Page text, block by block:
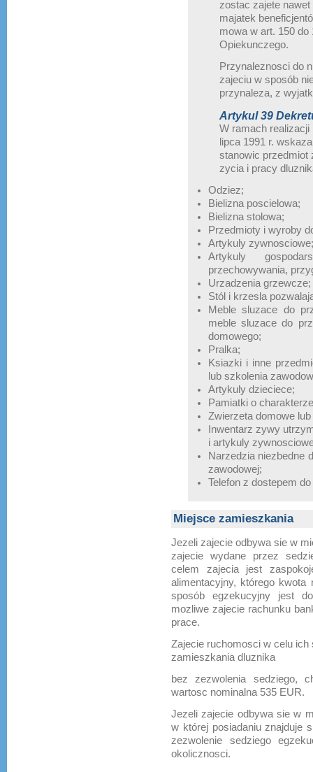
zostac zajete
majatek
mowa w art. 150 do
Opiekunczego.
Przynaleznosci do
zajeciu w sposób
przynaleza, z
Artykul 39
W ramach
lipca 1991 r.
stanowic przedmiot
zycia i pracy
Odziez;
Bielizna poscielowa;
Bielizna stolowa;
Przedmioty i wyroby
Artykuly zywnosciowe;
Artykuly
przechowywania,
Urzadzenia grzewcze;
Stól i krzesla
Meble sluzace do
meble sluzace do
domowego;
Pralka;
Ksiazki i inne
lub szkolenia
Artykuly dzieciece;
Pamiatki o
Zwierzeta domowe lub
Inwentarz zywy
i artykuly
Narzedzia niezbedne
zawodowej;
Telefon z dostepem
Miejsce zamieszkania
Jezeli zajecie odbywa sie w
zajecie wydane przez
celem zajecia jest
alimentacyjny, którego
sposób egzekucyjny jest
mozliwe zajecie rachunku
prace.
Zajecie ruchomosci w celu
zamieszkania dluznika
bez zezwolenia sedziego,
wartosc nominalna 535 EUR.
Jezeli zajecie odbywa sie w
w której posiadaniu znajduje
zezwolenie sedziego
okolicznosci.